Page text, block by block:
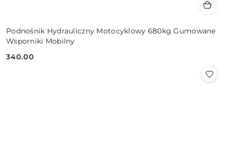
Podnośnik Hydrauliczny Motocyklowy 680kg Gumowane
Wsporniki Mobilny
Cena:
340.00